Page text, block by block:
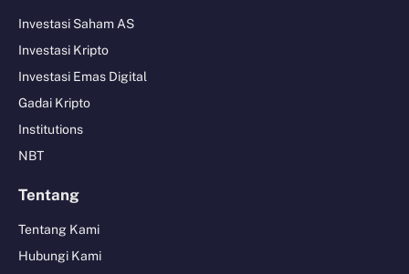
Investasi Saham AS
Investasi Kripto
Investasi Emas Digital
Gadai Kripto
Institutions
NBT
Tentang
Tentang Kami
Hubungi Kami